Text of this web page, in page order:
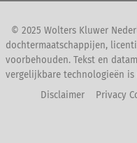
© 2025 Wolters Kluwer
dochtermaatschappijen,
voorbehouden. Tekst en
vergelijkbare technologieën is
Disclaimer
Privacy